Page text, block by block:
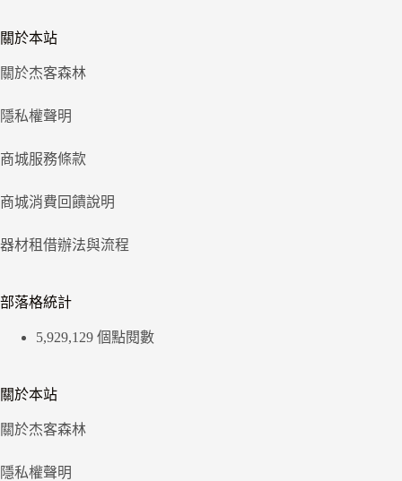
關於本站
關於杰客森林
隱私權聲明
商城服務條款
商城消費回饋說明
器材租借辦法與流程
部落格統計
5,929,129 個點閱數
關於本站
關於杰客森林
隱私權聲明